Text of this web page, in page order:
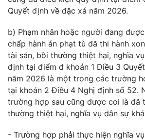
Quyết định về đặc xá năm 2026.
b) Phạm nhân hoặc người đang
chấp hành án phạt tù đã thi hành
tài sản, bồi thường thiệt hại, nghĩa
định tại điểm đ khoản 1 Điều 3
năm 2026 là một trong các trường
tại khoản 2 Điều 4 Nghị định số 52.
trường hợp sau cũng được coi là đã
thường thiệt hại, nghĩa vụ dân sự
- Trường hợp phải thực hiện nghĩa